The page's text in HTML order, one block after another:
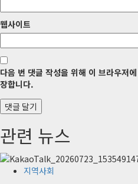
웹사이트
다음 번 댓글 작성을 위해 이 브라우저
장합니다.
관련 뉴스
지역사회